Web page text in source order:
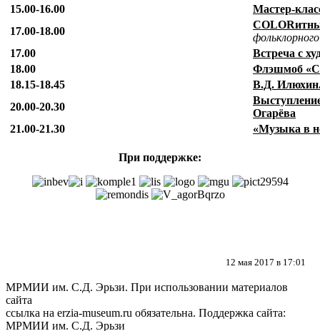
15.00-16.00
Мастер-
17.00-18.00
C
17.00
Встреча с
18.00
Флэшмоб
18.15-18.45
В.Д.
20.00-20.30
Огарёва
21.00-21.30
«Музыка в
При поддержке:
12 мая 2017 в 17:01
МРМИИ им. С.Д. Эрьзи. При использовании материалов
сайта
ссылка на erzia-museum.ru обязательна. Поддержка сайта:
МРМИИ им. С.Д. Эрьзи